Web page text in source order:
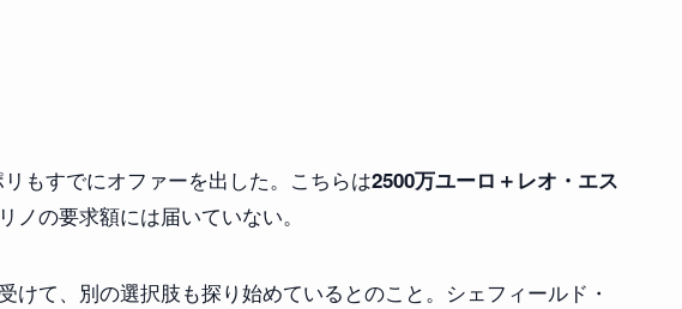
リもすでにオファーを出した。こちらは2500万ユーロ＋レオ・エス
ノの要求額には届いていない。
けて、別の選択肢も探り始めているとのこと。シェフィールド・